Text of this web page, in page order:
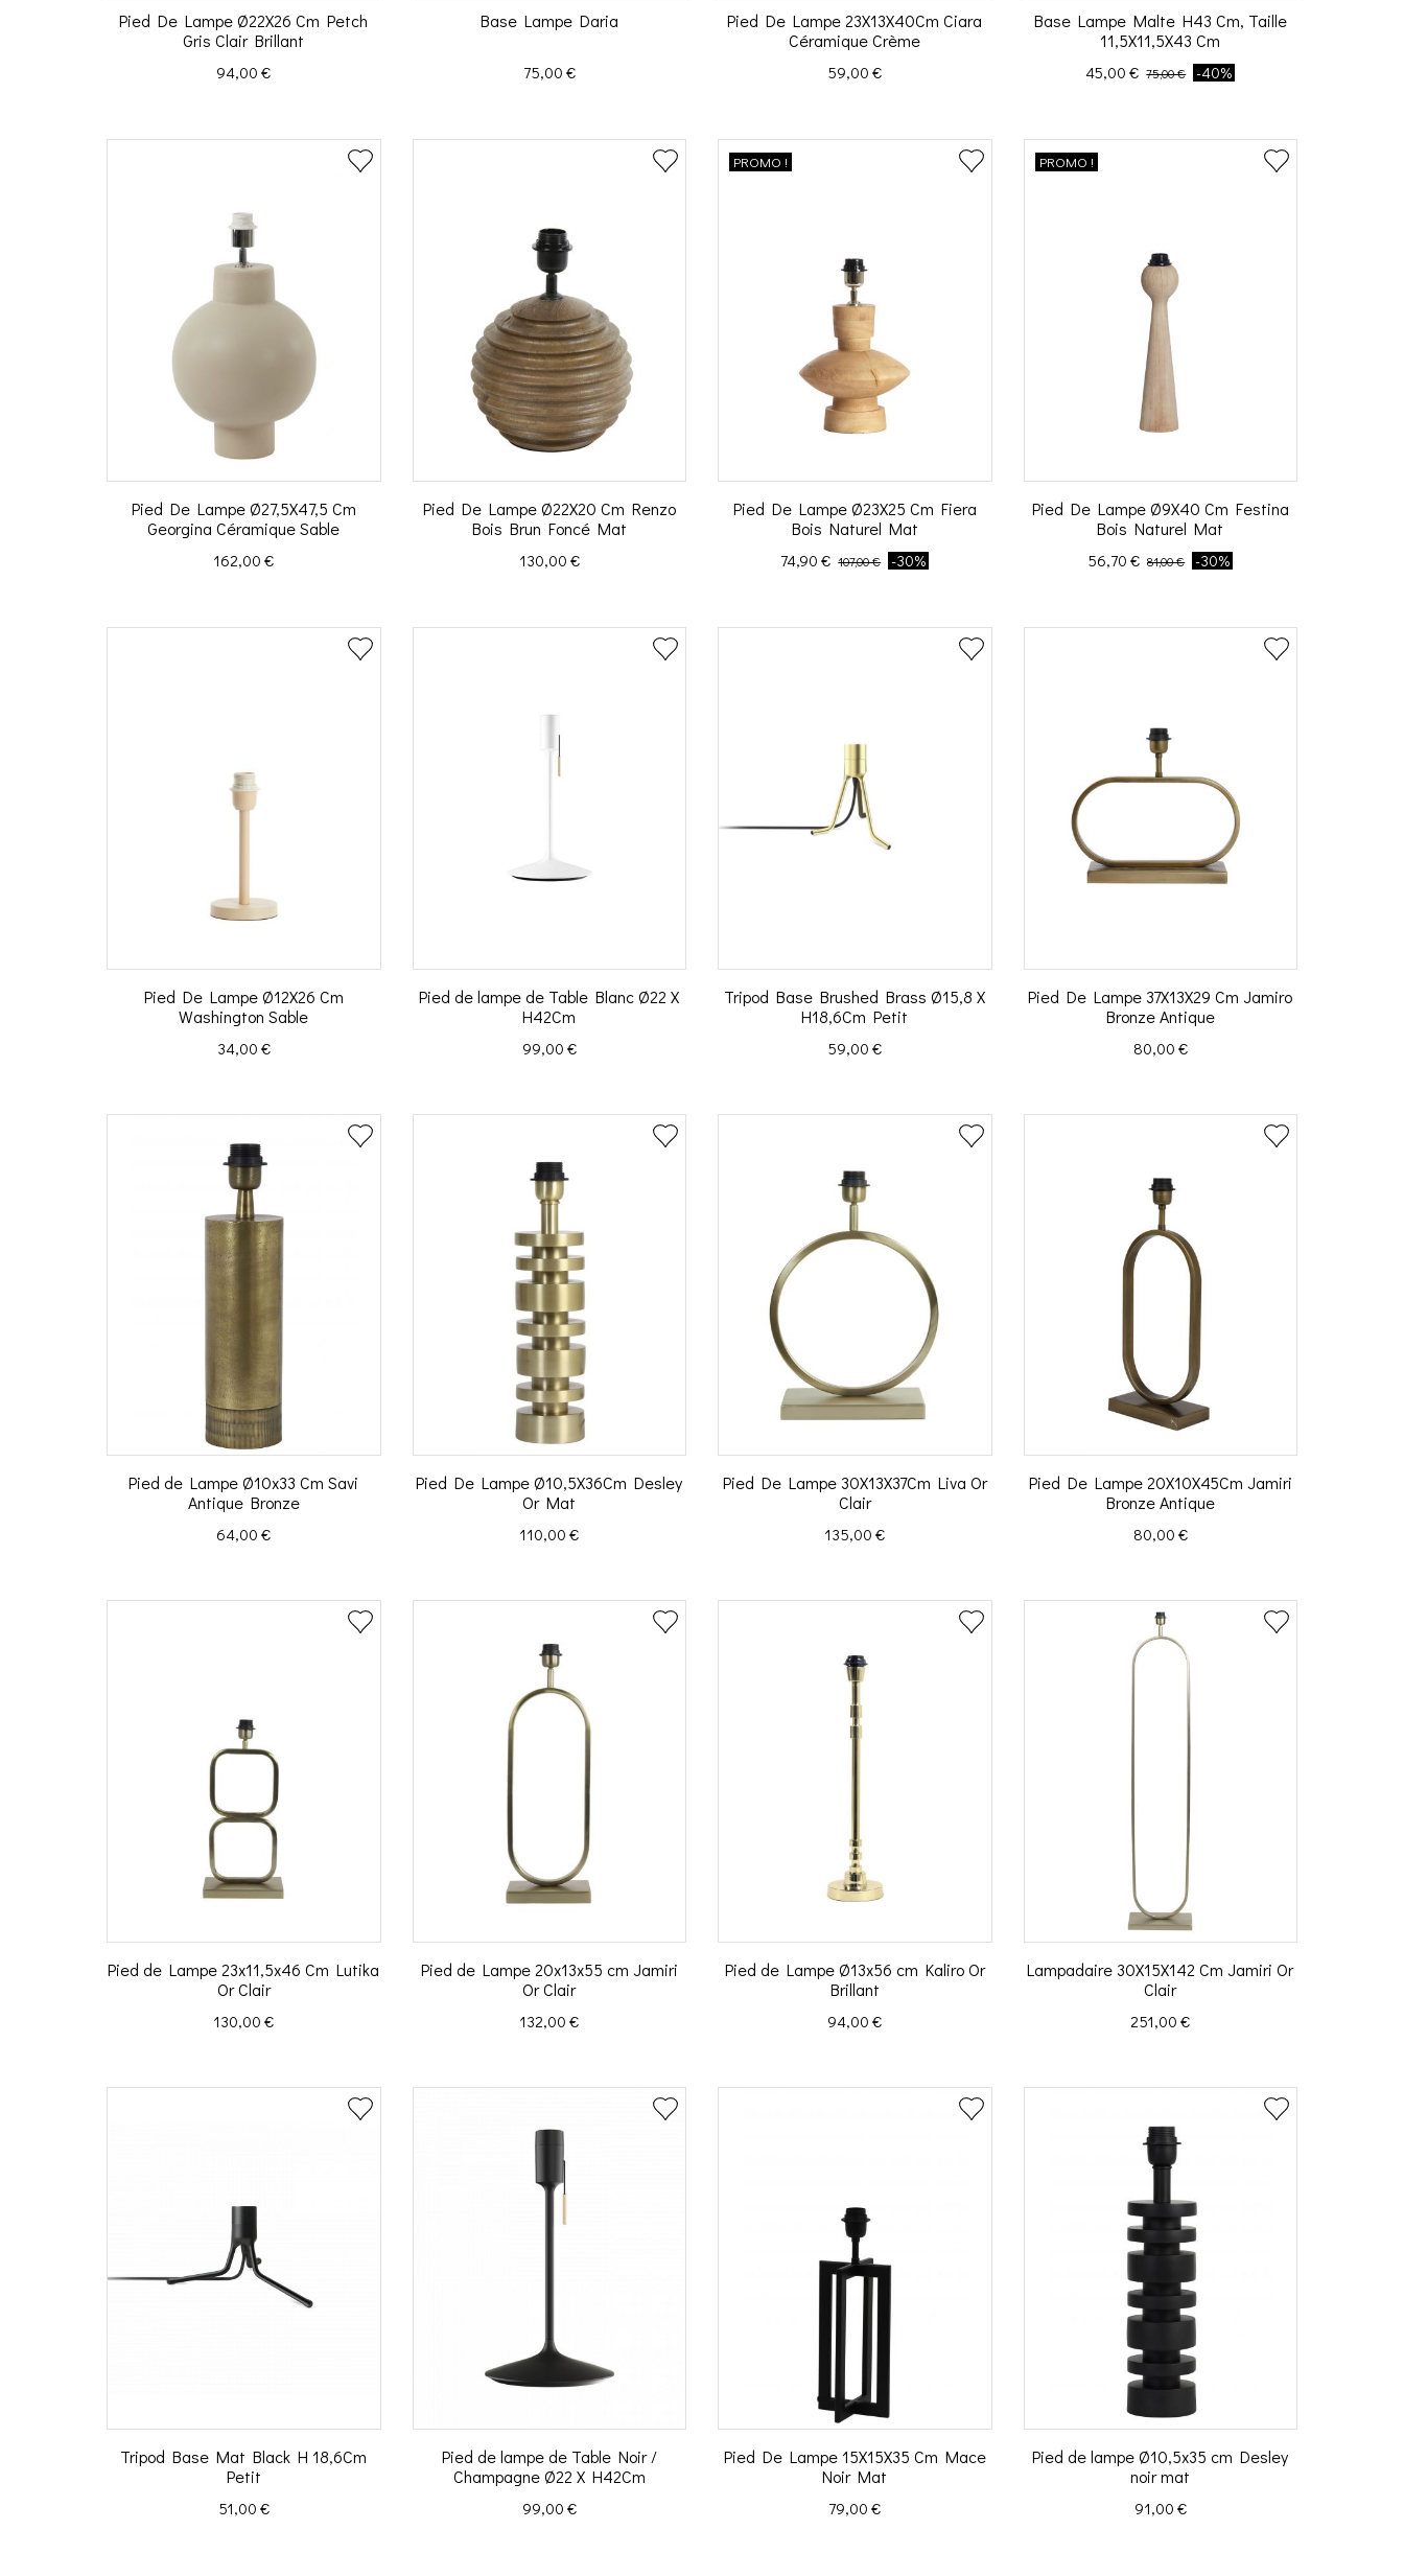
Pied De Lampe Ø22X26 Cm Petch
Gris Clair Brillant
Prix
94,00 €
Base Lampe Daria
Prix
75,00 €
Pied De Lampe 23X13X40Cm Ciara
Céramique Crème
Prix
59,00 €
Base Lampe Malte H43 Cm, Taille
11,5X11,5X43 Cm
Prix
45,00 € Prix de base
75,00 € -40%
Pied De Lampe Ø27,5X47,5 Cm
Georgina Céramique Sable
Prix
162,00 €
Pied De Lampe Ø22X20 Cm Renzo
Bois Brun Foncé Mat
Prix
130,00 €
PROMO !
Pied De Lampe Ø23X25 Cm Fiera
Bois Naturel Mat
Prix
74,90 € Prix de base
107,00 € -30%
PROMO !
Pied De Lampe Ø9X40 Cm Festina
Bois Naturel Mat
Prix
56,70 € Prix de base
81,00 € -30%
Pied De Lampe Ø12X26 Cm
Washington Sable
Prix
34,00 €
Pied de lampe de Table Blanc Ø22 X
H42Cm
Prix
99,00 €
Tripod Base Brushed Brass Ø15,8 X
H18,6Cm Petit
Prix
59,00 €
Pied De Lampe 37X13X29 Cm Jamiro
Bronze Antique
Prix
80,00 €
Pied de Lampe Ø10x33 Cm Savi
Antique Bronze
Prix
64,00 €
Pied De Lampe Ø10,5X36Cm Desley
Or Mat
Prix
110,00 €
Pied De Lampe 30X13X37Cm Liva Or
Clair
Prix
135,00 €
Pied De Lampe 20X10X45Cm Jamiri
Bronze Antique
Prix
80,00 €
Pied de Lampe 23x11,5x46 Cm Lutika
Or Clair
Prix
130,00 €
Pied de Lampe 20x13x55 cm Jamiri
Or Clair
Prix
132,00 €
Pied de Lampe Ø13x56 cm Kaliro Or
Brillant
Prix
94,00 €
Lampadaire 30X15X142 Cm Jamiri Or
Clair
Prix
251,00 €
Tripod Base Mat Black H 18,6Cm
Petit
Prix
51,00 €
Pied de lampe de Table Noir /
Champagne Ø22 X H42Cm
Prix
99,00 €
Pied De Lampe 15X15X35 Cm Mace
Noir Mat
Prix
79,00 €
Pied de lampe Ø10,5x35 cm Desley
noir mat
Prix
91,00 €